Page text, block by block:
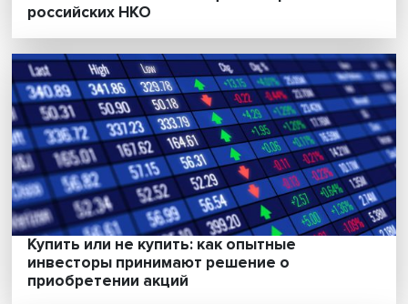
«Когда денег нет, это становится самым
важным»: особенности финансирования
российских НКО